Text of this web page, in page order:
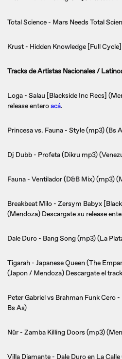
Total Science - Mars Needs Total
Krust - Hidden Knowledge [Full Cycle]
Tracks de Artistas Nacionales /
Loga - Salau [Blackside Inc Recs]
release enteroacá.
Princesa vs. Fauna - Style (mp3) (Bs
Dj Dubb - Profeta (Dikru mp3)
Fauna - Ventilador (D&B Mix) (mp3)
Breakbeat Milo - Zersym Babyx
(Mendoza) Descargate su release
Dale Duro - Bang Song (mp3) (La
Tigarah - Japanese Queen (The
(Japon / Mendoza) Descargate el
Peter Gabriel vs Brahman Funk Cero
Bs As)
Nür - Zamba Killing Doors (mp3)
Villa Diamante - Dale Duro en La